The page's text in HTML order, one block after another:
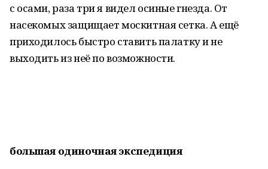
с осами, раза три я видел осиные гнезда. От
насекомых защищает москитная сетка. А ещё
приходилось быстро ставить палатку и не
выходить из неё по возможности.
большая одиночная экспедиция